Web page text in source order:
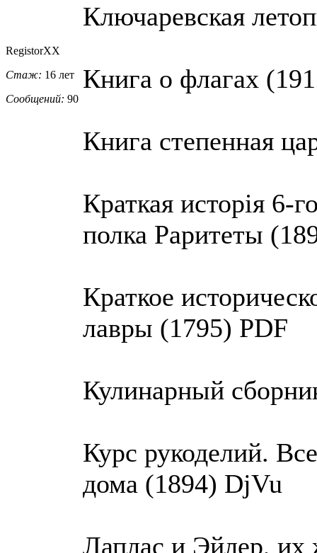
RegistorXX
Стаж: 16 лет
Сообщений: 90
Ключаревская
Книга о флагах
Книга степенная
Краткая исторiя 6-
полка Раритеты
Краткое
лавры (1795) PDF
Кулинарный
Курс рукоделий.
дома (1894) DjVu
Лаплас и Эйлер, их